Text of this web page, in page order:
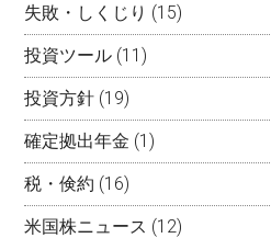
失敗・しくじり (15)
投資ツール (11)
投資方針 (19)
確定拠出年金 (1)
税・倹約 (16)
米国株ニュース (12)